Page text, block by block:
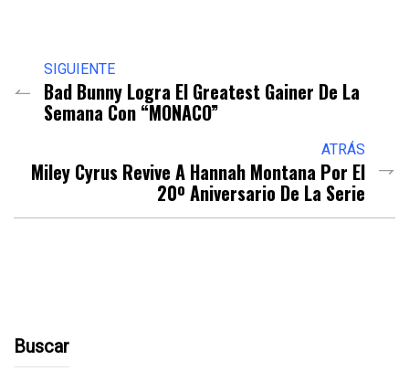
SIGUIENTE
Bad Bunny Logra El Greatest Gainer De La
Semana Con “MONACO”
ATRÁS
Miley Cyrus Revive A Hannah Montana Por El
20º Aniversario De La Serie
Buscar